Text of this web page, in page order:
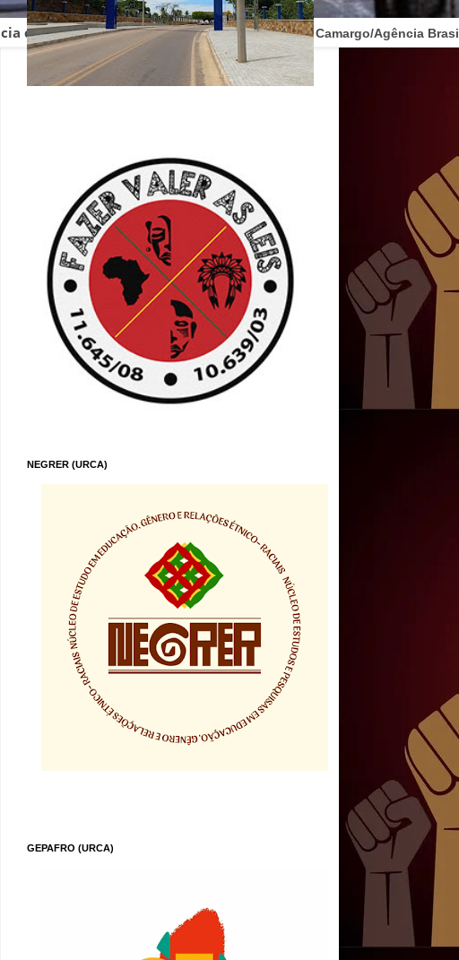
como forma de autodefesa. (FOTO/Marcelo Camargo/Agência
NEGRER (URCA)
GEPAFRO (URCA)